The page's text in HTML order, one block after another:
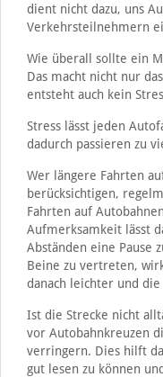
dient nicht dazu, uns
Verkehrsteilnehmern
Wie überall sollte ein
Das macht nicht nur
entsteht auch kein
Stress lässt jeden
dadurch passieren zu
Wer längere Fahrten
berücksichtigen,
Fahrten auf
Aufmerksamkeit lässt
Abständen eine Pause
Beine zu vertreten,
danach leichter und
Ist die Strecke nicht
vor Autobahnkreuzen
verringern. Dies hilft
gut lesen zu können